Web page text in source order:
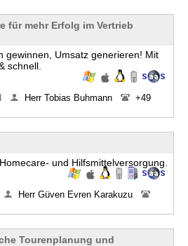
für mehr Erfolg im Vertrieb
gewinnen, Umsatz generieren! Mit
schnell.
Herr Tobias Buhmann
+49
und Hilfsmittelversorgung.
Herr Güven Evren Karakuzu
Tourenplanung und